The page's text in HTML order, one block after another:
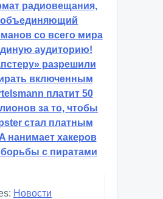
радиовещания,
объединяющий
со всего мира
аудиторию!
разрешили
включенным
платит 50
за то, чтобы
стал платным
нанимает хакеров
с пиратами
Новости